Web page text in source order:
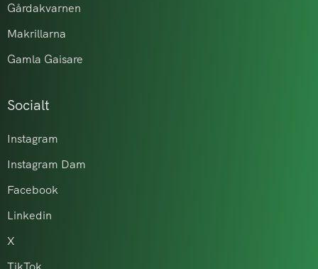
Gårdakvarnen
Makrillarna
Gamla Gaisare
Socialt
Instagram
Instagram Dam
Facebook
Linkedin
X